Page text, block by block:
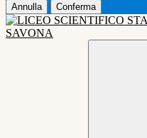
Annulla Conferma